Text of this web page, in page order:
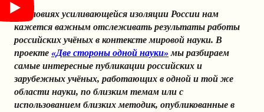
В условиях усиливающейся изоляции России нам
кажется важным отслеживать результаты работы
российских учёных в контексте мировой науки. В
проекте «Две стороны одной науки» мы разбираем
самые интересные публикации российских и
зарубежных учёных, работающих в одной и той же
области науки, по близким темам или с
использованием близких методик, опубликованные в